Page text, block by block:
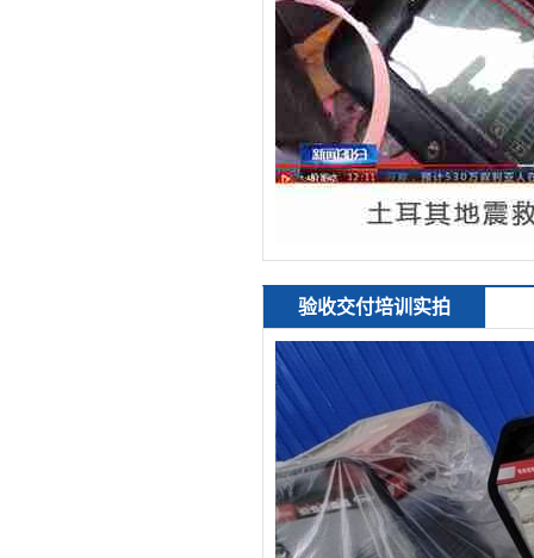
验收交付培训实拍